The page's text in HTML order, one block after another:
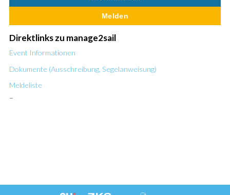
Melden
Direktlinks zu manage2sail
Event Informationen
Dokumente (Ausschreibung, Segelanweisung)
Meldeliste
–